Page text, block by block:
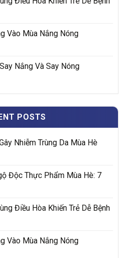
Vào Mùa Nắng Nóng
Nắng Và Say Nóng
POSTS
Nhiễm Trùng Da Mùa Hè
Độc Thực Phẩm Mùa Hè: 7
Điều Hòa Khiến Trẻ Dễ Bệnh
Vào Mùa Nắng Nóng